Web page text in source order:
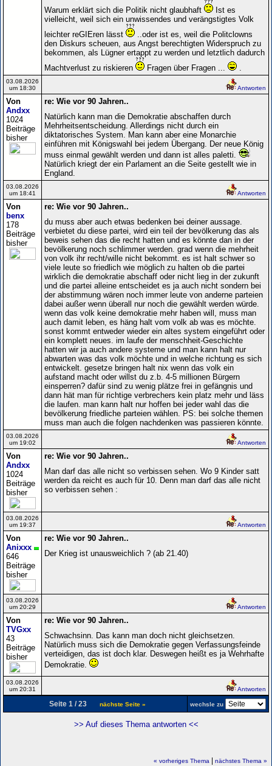
Warum erklärt sich die Politik nicht glaubhaft
Ist es
vielleicht, weil sich ein unwissendes und verängstigtes Volk
leichter reGIEren lässt
..oder ist es, weil die Politclowns
den Diskurs scheuen, aus Angst berechtigten Widerspruch zu
bekommen, als Lügner ertappt zu werden und letztlich dadurch
Machtverlust zu riskieren
Fragen über Fragen ...
03.08.2026
um 18:30
Antworten
Von
Andxx
1024
Beiträge
bisher
re: Wie vor 90 Jahren..
Natürlich kann man die Demokratie abschaffen durch
Mehrheitsentscheidung. Allerdings nicht durch ein
diktatorisches System. Man kann aber eine Monarchie
einführen mit Königswahl bei jedem Übergang. Der neue König
muss einmal gewählt werden und dann ist alles paletti.
Natürlich kriegt der ein Parlament an die Seite gestellt wie in
England.
03.08.2026
um 18:41
Antworten
Von
benx
178
Beiträge
bisher
re: Wie vor 90 Jahren..
du muss aber auch etwas bedenken bei deiner aussage.
verbietet du diese partei, wird ein teil der bevölkerung das als
beweis sehen das die recht hatten und es könnte dan in der
bevölkerung noch schlimmer werden. grad wenn die mehrheit
von volk ihr recht/wille nicht bekommt. es ist halt schwer so
viele leute so friedlich wie möglich zu halten ob die partei
wirklich die demokratie abschaff oder nicht lieg in der zukunft
und die partei alleine entscheidet es ja auch nicht sondern bei
der abstimmung wären noch immer leute von anderne parteien
dabei außer wenn überall nur noch die gewählt werden würde.
wenn das volk keine demokratie mehr haben will, muss man
auch damit leben, es häng halt vom volk ab was es möchte.
sonst kommt entweder wieder ein altes system eingeführt oder
ein komplett neues. im laufe der menschheit-Geschichte
hatten wir ja auch andere systeme und man kann halt nur
abwarten was das volk möchte und in welche richtung es sich
entwickelt. gesetze bringen halt nix wenn das volk ein
aufstand macht oder willst du z.b. 4-5 millionen Bürgern
einsperren? dafür sind zu wenig plätze frei in gefängnis und
dann hät man für richtige verbrechers kein platz mehr und läss
die laufen. man kann halt nur hoffen bei jeder wahl das die
bevölkerung friedliche parteien wählen. PS: bei solche themen
muss man auch die folgen nachdenken was passieren könnte.
03.08.2026
um 19:02
Antworten
Von
Andxx
1024
Beiträge
bisher
re: Wie vor 90 Jahren..
Man darf das alle nicht so verbissen sehen. Wo 9 Kinder satt
werden da reicht es auch für 10. Denn man darf das alle nicht
so verbissen sehen :
03.08.2026
um 19:37
Antworten
Von
Anixxx
646
Beiträge
bisher
re: Wie vor 90 Jahren..
Der Krieg ist unausweichlich ? (ab 21.40)
03.08.2026
um 20:29
Antworten
Von
TVGxx
43
Beiträge
bisher
re: Wie vor 90 Jahren..
Schwachsinn. Das kann man doch nicht gleichsetzen.
Natürlich muss sich die Demokratie gegen Verfassungsfeinde
verteidigen, das ist doch klar. Deswegen heißt es ja Wehrhafte
Demokratie.
03.08.2026
um 20:31
Antworten
Seite 1 / 23 nächste Seite » wechsle zu
>> Auf dieses Thema antworten <<
« vorheriges Thema nächstes Thema »